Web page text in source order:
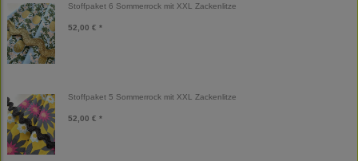
Stoffpaket 6 Sommerrock mit XXL Zackenlitze
52,00 € *
Stoffpaket 5 Sommerrock mit XXL Zackenlitze
52,00 € *